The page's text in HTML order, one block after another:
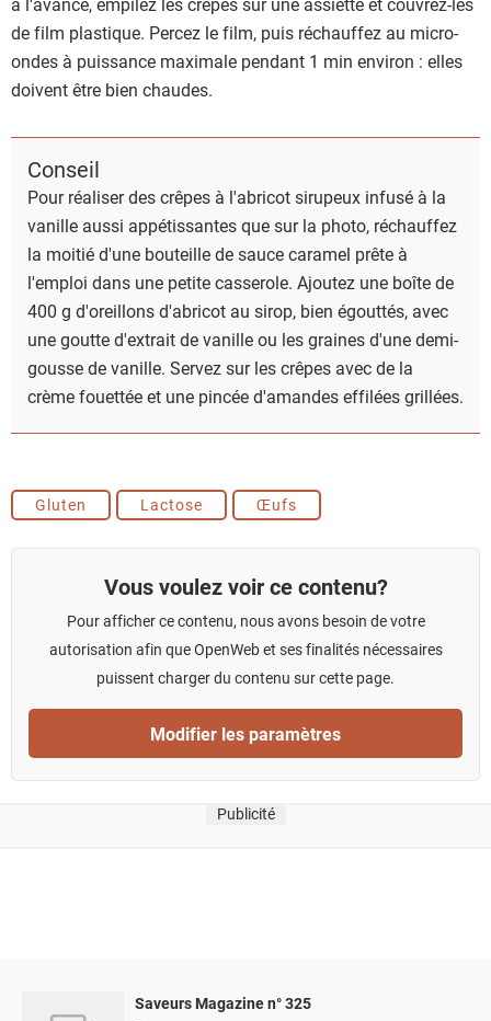
de film plastique. Percez le film, puis réchauffez au micro-
ondes à puissance maximale pendant 1 min environ : elles
doivent être bien chaudes.
Conseil
Pour réaliser des crêpes à l'abricot sirupeux infusé à la
vanille aussi appétissantes que sur la photo, réchauffez
la moitié d'une bouteille de sauce caramel prête à
l'emploi dans une petite casserole. Ajoutez une boîte de
400 g d'oreillons d'abricot au sirop, bien égouttés, avec
une goutte d'extrait de vanille ou les graines d'une demi-
gousse de vanille. Servez sur les crêpes avec de la
crème fouettée et une pincée d'amandes effilées grillées.
Gluten Lactose Œufs
Vous voulez voir ce contenu?
Pour afficher ce contenu, nous avons besoin de votre
autorisation afin que OpenWeb et ses finalités nécessaires
puissent charger du contenu sur cette page.
Modifier les paramètres
Publicité
Saveurs Magazine n° 325